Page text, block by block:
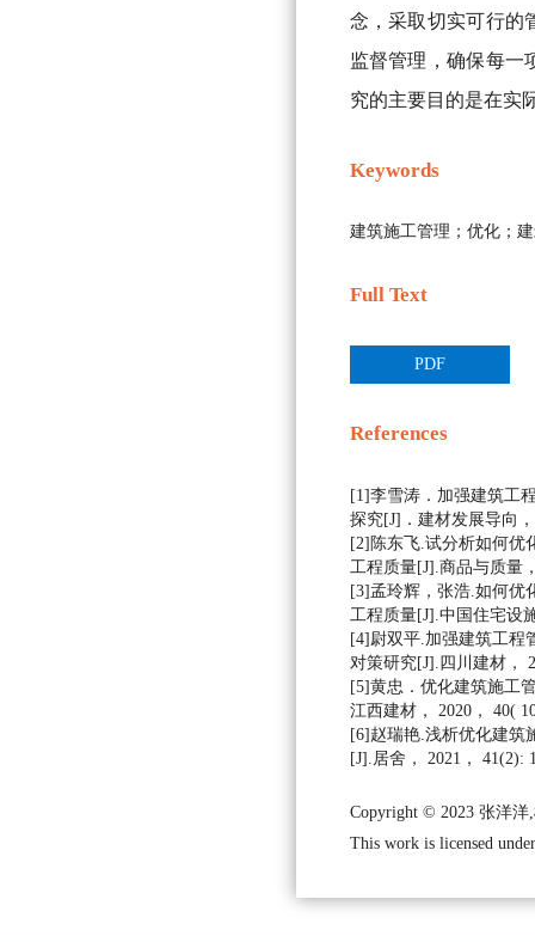
念，采取切实可行的
监督管理，确保每一
究的主要目的是在实
Keywords
建筑施工管理；优化；
Full Text
PDF
References
[1]李雪涛．加强建筑工
探究[J]．建材发展导向
[2]陈东飞.试分析如何优
工程质量[J].商品与质量
[3]孟玲辉，张浩.如何优
工程质量[J].中国住宅设
[4]尉双平.加强建筑工程
对策研究[J].四川建材，
[5]黄忠．优化建筑施工
江西建材， 2020， 40(
[6]赵瑞艳.浅析优化建筑
[J].居舍， 2021， 41(2):
Copyright © 2023 张洋
This work is licensed